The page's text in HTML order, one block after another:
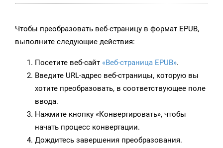
Чтобы преобразовать веб-страницу в формат EPUB,
выполните следующие действия:
Посетите веб-сайт «Веб-страница EPUB».
Введите URL-адрес веб-страницы, которую вы
хотите преобразовать, в соответствующее поле
ввода.
Нажмите кнопку «Конвертировать», чтобы
начать процесс конвертации.
Дождитесь завершения преобразования.